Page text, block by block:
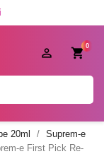
0

20ml
Suprem-e
e First Pick Re-